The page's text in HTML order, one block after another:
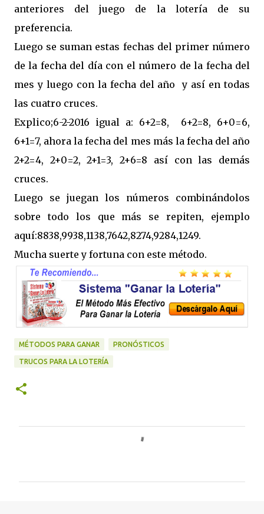
anteriores del juego de la lotería de su
preferencia.
Luego se suman estas fechas del primer número
de la fecha del día con el número de la fecha del
mes y luego con la fecha del año y así en todas
las cuatro cruces.
Explico;6-2-2016 igual a: 6+2=8, 6+2=8, 6+0=6,
6+1=7, ahora la fecha del mes más la fecha del año
2+2=4, 2+0=2, 2+1=3, 2+6=8 así con las demás
cruces.
Luego se juegan los números combinándolos
sobre todo los que más se repiten, ejemplo
aquí:8838,9938,1138,7642,8274,9284,1249.
Mucha suerte y fortuna con este método.
MÉTODOS PARA GANAR PRONÓSTICOS
TRUCOS PARA LA LOTERÍA